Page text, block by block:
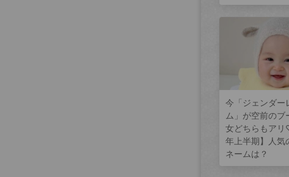
今「ジェンダー
ム」が空前のブ
女どちらもア
年上半期】人気
ネームは？